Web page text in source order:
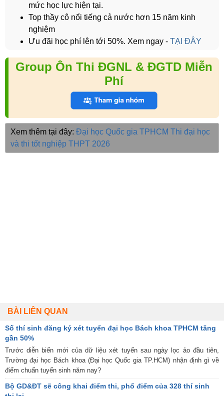
mức học lực hiện tại.
Top thầy cô nổi tiếng cả nước hơn 15 năm kinh
nghiệm
Ưu đãi học phí lên tới 50%. Xem ngay - TẠI ĐÂY
Group Ôn Thi ĐGNL & ĐGTD Miễn
Phí
Xem thêm tại đây: Đại học Quốc gia TPHCM Thi đại học
và thi tốt nghiệp THPT 2026
BÀI LIÊN QUAN
Số thí sinh đăng ký xét tuyển đại học Bách khoa TPHCM tăng
gần 50%
Trước diễn biến mới của dữ liệu xét tuyển sau ngày lọc ảo đầu tiên,
Trường đại học Bách khoa (Đại học Quốc gia TP.HCM) nhận định gì về
điểm chuẩn tuyển sinh năm nay?
Bộ GD&ĐT sẽ công khai điểm thi, phổ điểm của 328 thí sinh